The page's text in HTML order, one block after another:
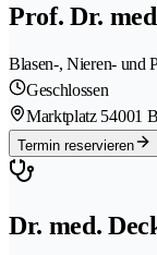
Prof. Dr.
Blasen-, Nieren- und
Geschlossen
Marktplatz 54001
Termin reservieren
Dr. med.